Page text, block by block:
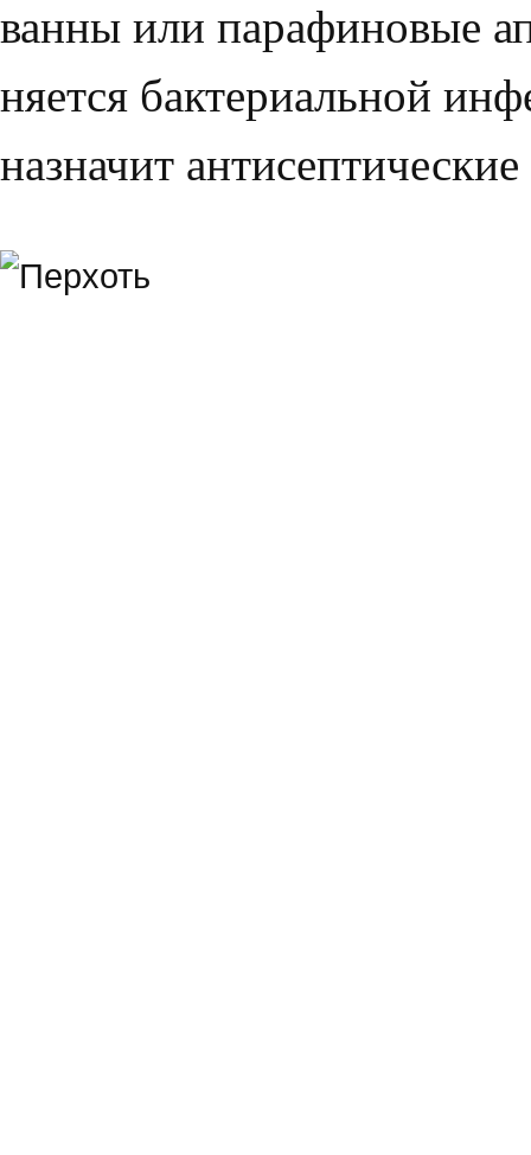
ванны или парафиновые
няется бактериальной
назначит